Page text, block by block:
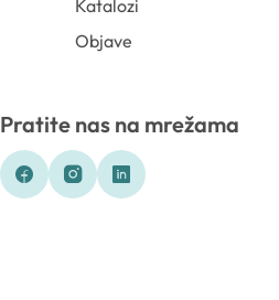
Katalozi
Objave
Pratite nas na mrežama